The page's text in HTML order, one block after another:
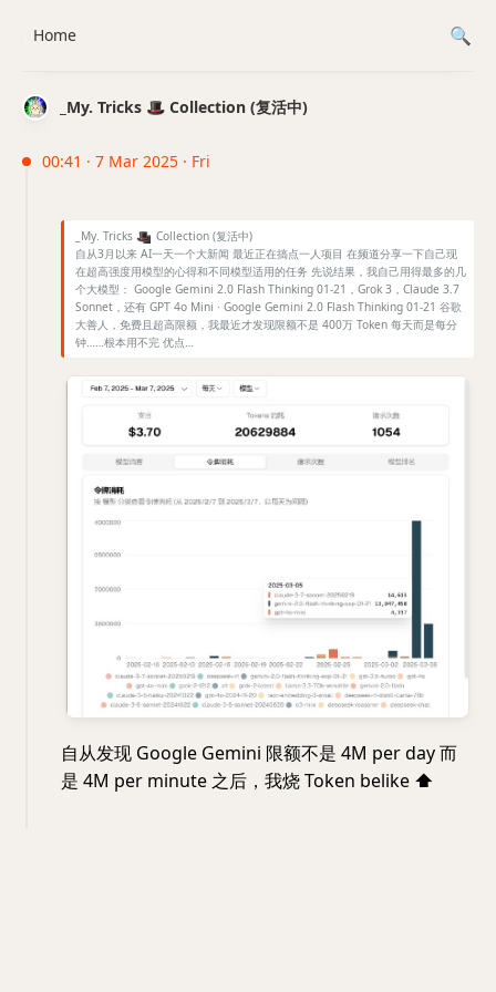
_My. Tricks 🎩 Collection (复活中)
00:41 · 7 Mar 2025 · Fri
_My. Tricks 🎩 Collection (复活中)
自从3月以来 AI一天一个大新闻 最近正在搞点一人项目 在频道分享一下自己现
在超高强度用模型的心得和不同模型适用的任务 先说结果，我自己用得最多的几
个大模型： Google Gemini 2.0 Flash Thinking 01-21，Grok 3，Claude 3.7
Sonnet，还有 GPT 4o Mini · Google Gemini 2.0 Flash Thinking 01-21 谷歌
大善人，免费且超高限额，我最近才发现限额不是 400万 Token 每天而是每分
钟……根本用不完 优点…
自从发现 Google Gemini 限额不是 4M per day 而
是 4M per minute 之后，我烧 Token belike ⬆️
Home